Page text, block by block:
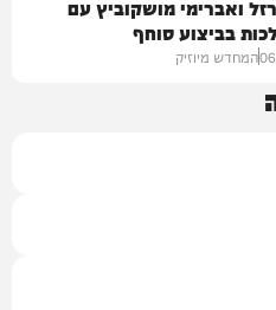
ואברימי מושקוביץ עם
בביצוע סוחף
המחדש מיוזיק